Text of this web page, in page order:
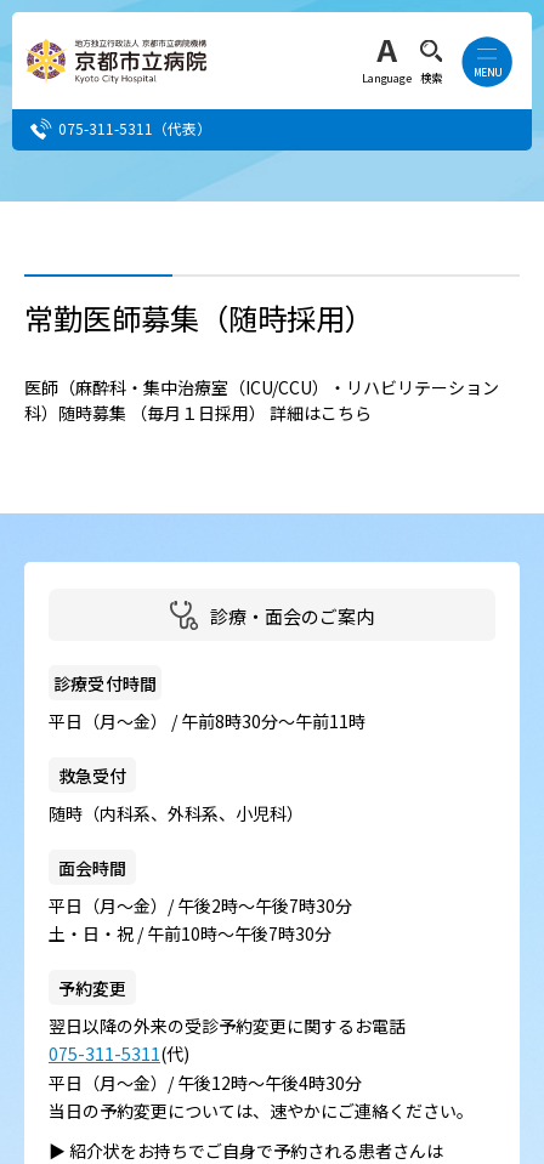
Language 検索
075-311-5311 （代表）
当院へ就職希望の方
よくある質問
常勤医師募集（随時採用）
医師（麻酔科・集中治療室（ICU/CCU）・リハビリテーション
科）随時募集 （毎月１日採用） 詳細はこちら
診療・面会のご案内
診療受付時間
平日（月～金） / 午前8時30分～午前11時
救急受付
随時（内科系、外科系、小児科）
面会時間
平日（月～金）/ 午後2時～午後7時30分
土・日・祝 / 午前10時～午後7時30分
予約変更
翌日以降の外来の受診予約変更に関するお電話
075-311-5311(代)
平日（月～金）/ 午後12時～午後4時30分
当日の予約変更については、速やかにご連絡ください。
▶︎ 紹介状をお持ちでご自身で予約される患者さんは